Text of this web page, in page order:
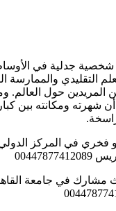
جدلية في الأوساط
التقليدي والممارسة
المريدين حول العالم.
أن شهرته ومكانته بين
فخري في المركز
مشارك في جامعة